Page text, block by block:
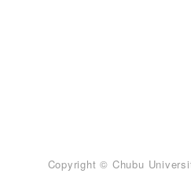
Copyright © Chubu